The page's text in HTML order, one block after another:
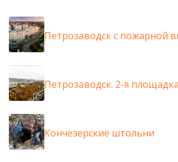
Петрозаводск с пожарной
Петрозаводск. 2-я
Кончезерские штольни